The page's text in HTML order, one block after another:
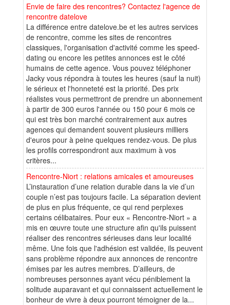
Envie de faire des rencontres? Contactez l'agence de
rencontre datelove
La différence entre datelove.be et les autres services
de rencontre, comme les sites de rencontres
classiques, l'organisation d'activité comme les speed-
dating ou encore les petites annonces est le côté
humains de cette agence. Vous pouvez téléphoner
Jacky vous répondra à toutes les heures (sauf la nuit)
le sérieux et l'honneteté est la priorité. Des prix
réalistes vous permettront de prendre un abonnement
à partir de 300 euros l'année ou 150 pour 6 mois ce
qui est très bon marché contrairement aux autres
agences qui demandent souvent plusieurs milliers
d'euros pour à peine quelques rendez-vous. De plus
les profils correspondront aux maximum à vos
critères...
Rencontre-Niort : relations amicales et amoureuses
L’instauration d’une relation durable dans la vie d’un
couple n’est pas toujours facile. La séparation devient
de plus en plus fréquente, ce qui rend perplexes
certains célibataires. Pour eux « Rencontre-Niort » a
mis en œuvre toute une structure afin qu'ils puissent
réaliser des rencontres sérieuses dans leur localité
même. Une fois que l'adhésion est validée, ils peuvent
sans problème répondre aux annonces de rencontre
émises par les autres membres. D’ailleurs, de
nombreuses personnes ayant vécu péniblement la
solitude auparavant et qui connaissent actuellement le
bonheur de vivre à deux pourront témoigner de la...